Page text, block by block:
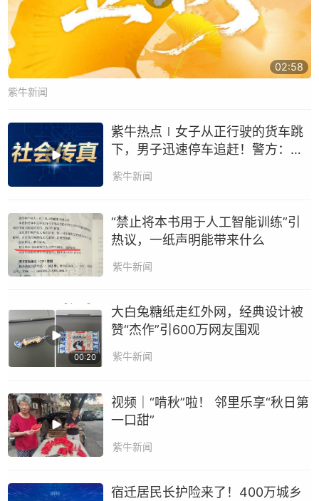
02:58
紫牛新闻
紫牛热点∣女子从正行驶的货车跳
下，男子迅速停车追赶！警方：系
夫妻矛盾引发，已批评教育
紫牛新闻
“禁止将本书用于人工智能训练”引
热议，一纸声明能带来什么
紫牛新闻
大白兔糖纸走红外网，经典设计被
赞“杰作”引600万网友围观
00:20 紫牛新闻
视频｜“啃秋”啦！ 邻里乐享“秋日第
一口甜”
紫牛新闻
宿迁居民长护险来了！400万城乡